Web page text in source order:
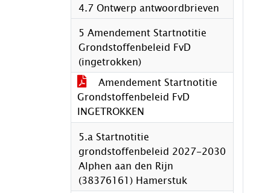
4.7 Ontwerp antwoordbrieven
5 Amendement Startnotitie
Grondstoffenbeleid FvD
(ingetrokken)
Amendement Startnotitie
Grondstoffenbeleid FvD
INGETROKKEN
5.a Startnotitie
grondstoffenbeleid 2027-2030
Alphen aan den Rijn
(38376161) Hamerstuk